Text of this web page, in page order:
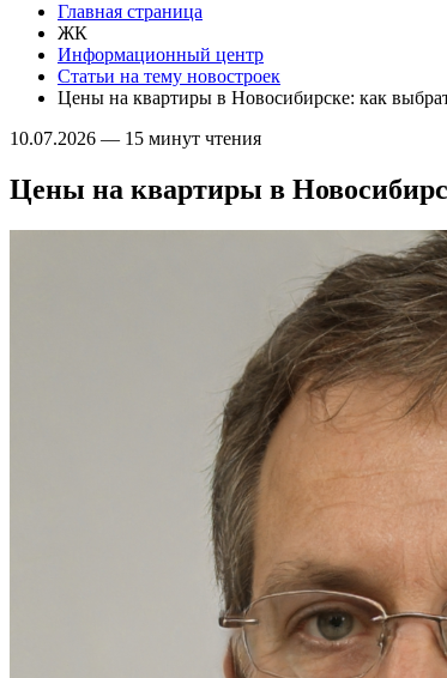
Главная страница
ЖК
Информационный центр
Статьи на тему новостроек
Цены на квартиры в Новосибирске: как
10.07.2026 — 15 минут чтения
Цены на квартиры в